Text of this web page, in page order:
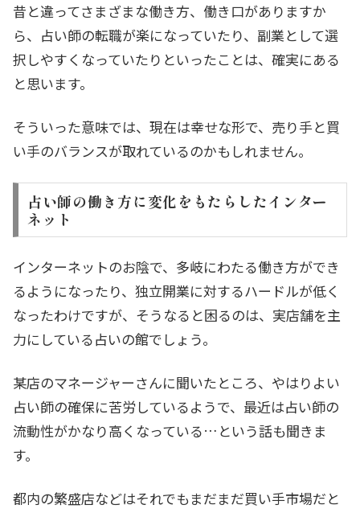
昔と違ってさまざまな働き方、働き口がありますか
ら、占い師の転職が楽になっていたり、副業として選
択しやすくなっていたりといったことは、確実にある
と思います。
そういった意味では、現在は幸せな形で、売り手と買
い手のバランスが取れているのかもしれません。
占い師の働き方に変化をもたらしたインター
ネット
インターネットのお陰で、多岐にわたる働き方ができ
るようになったり、独立開業に対するハードルが低く
なったわけですが、そうなると困るのは、実店舗を主
力にしている占いの館でしょう。
某店のマネージャーさんに聞いたところ、やはりよい
占い師の確保に苦労しているようで、最近は占い師の
流動性がかなり高くなっている…という話も聞きま
す。
都内の繁盛店などはそれでもまだまだ買い手市場だと